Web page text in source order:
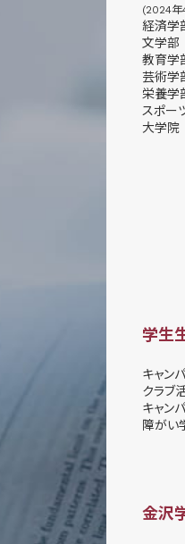
(2024年
経済学
文学部
教育学
芸術学
栄養学
スポー
大学院
学生
キャン
クラブ
キャン
障がい
金沢